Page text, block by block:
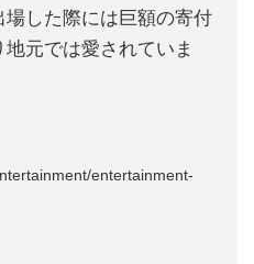
した際には巨額の寄付
元では愛されていま
entertainment-